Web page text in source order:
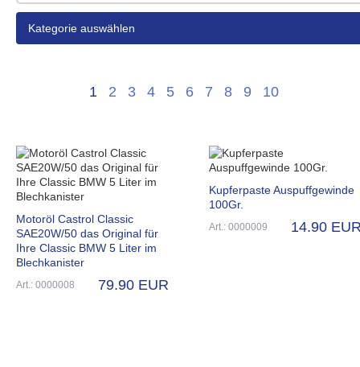
Kategorie auswählen
1 2 3 4 5 6 7 8 9 10
Motoröl Castrol Classic
SAE20W/50 das Original für
Ihre Classic BMW 5 Liter im
Blechkanister
Art.: 0000008 79.90 EUR
Kupferpaste Auspuffgewinde
100Gr.
Art.: 0000009 14.90